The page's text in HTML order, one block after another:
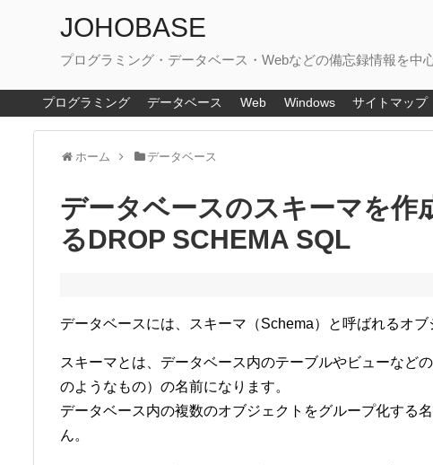
JOHOBASE
プログラミング・データベース・Webなどの備忘録情報を中
プログラミング データベース Web Windows サイトマップ
ホーム データベース
データベースのスキーマを作
るDROP SCHEMA SQL
データベースには、スキーマ（Schema）と呼ばれるオブ
スキーマとは、データベース内のテーブルやビューなど
のようなもの）の名前になります。
データベース内の複数のオブジェクトをグループ化する
ん。